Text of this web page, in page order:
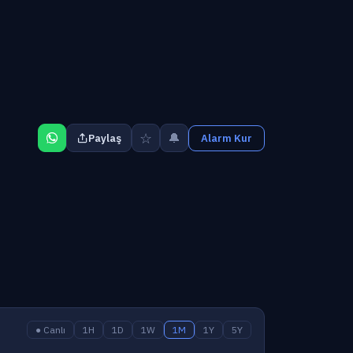
Paylaş ☆ 🔔 Alarm Kur
● Canlı 1H 1D 1W 1M 1Y 5Y